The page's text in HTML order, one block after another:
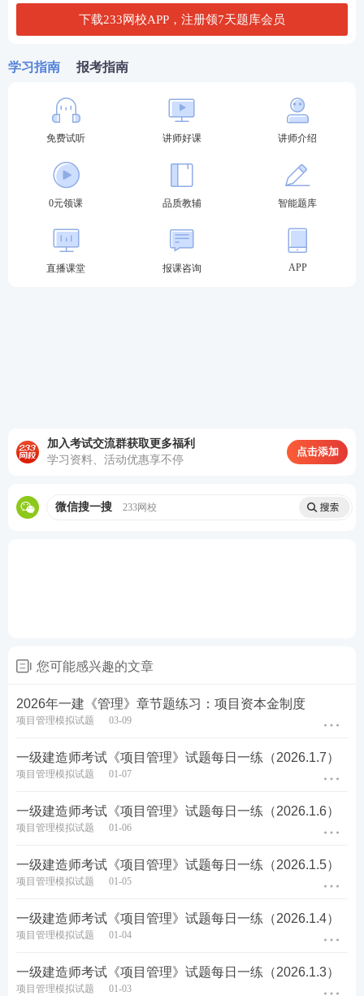
查看答案
3、在工程总承包方项目管理中，试运行经理应依据合
同约定，负责组织或协助( )编制试运行方案，并
人员和物资。
B.项目监理机构
4、建设项目工程总承包方项目管理的任务包括(
)。
A.投资控制
5、根据《建设项目工程总承包管理规范》（GB/T503
58-2017），工程总承包方项目管理的工作程序包括
A.任命项目经理，组建项目部
B.实施设计管理
D.进行项目可行性研究并报批
E.进行项目总结，解散项目部
下载233网校APP，注册领7天题库会员
学习指南 报考指南
免费试听 讲师好课 讲师介绍
0元领课 品质教辅 智能题库
直播课堂 报课咨询 APP
加入考试交流群获取更多福利
学习资料、活动优惠享不停
点击添加
微信搜一搜 233网校
您可能感兴趣的文章
2026年一建《管理》章节题练习：项目资本金制度
项目管理模拟试题 03-09
一级建造师考试《项目管理》试题每日一练（2026.1.7）
项目管理模拟试题 01-07
一级建造师考试《项目管理》试题每日一练（2026.1.6）
项目管理模拟试题 01-06
一级建造师考试《项目管理》试题每日一练（2026.1.5）
项目管理模拟试题 01-05
一级建造师考试《项目管理》试题每日一练（2026.1.4）
项目管理模拟试题 01-04
一级建造师考试《项目管理》试题每日一练（2026.1.3）
项目管理模拟试题 01-03